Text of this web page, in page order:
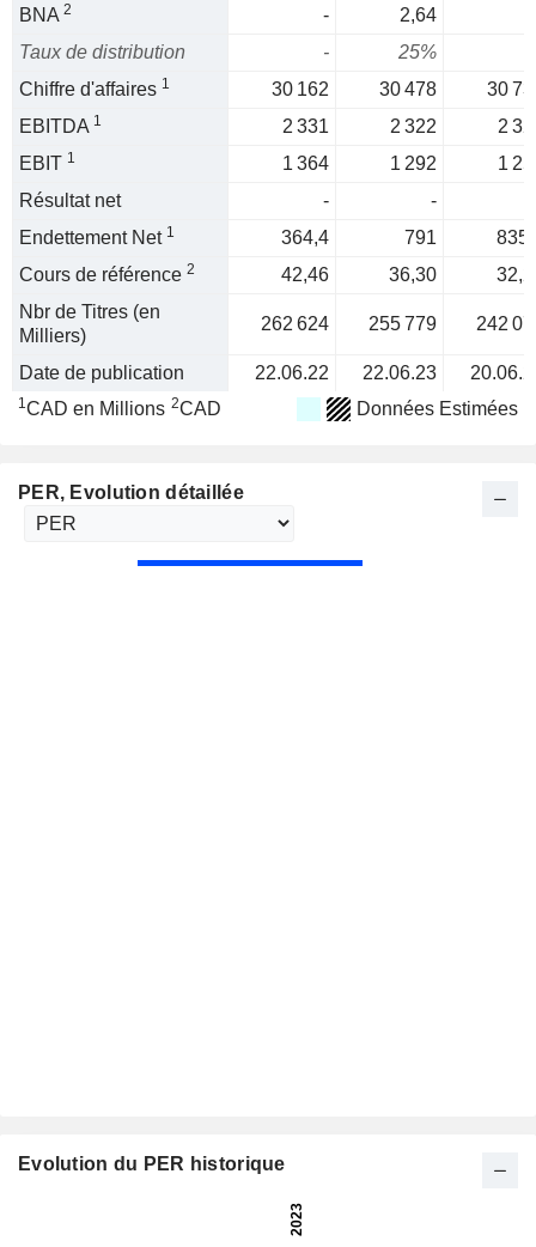
BNA 2 -
2,64
Taux de distribution
-
25%
Chiffre d'affaires 1 30 162 30 478
30
EBITDA 1 2 331 2 322
2
EBIT 1 1 364 1 292
1
Résultat net
-
-
Endettement Net 1 364,4 791
Cours de référence 2 42,46 36,30
Nbr de Titres (en
Milliers)
262 624 255 779 242
Date de publication 22.06.22 22.06.23
1CAD en Millions 2CAD Données Estimées
PER, Evolution détaillée
Evolution du PER historique